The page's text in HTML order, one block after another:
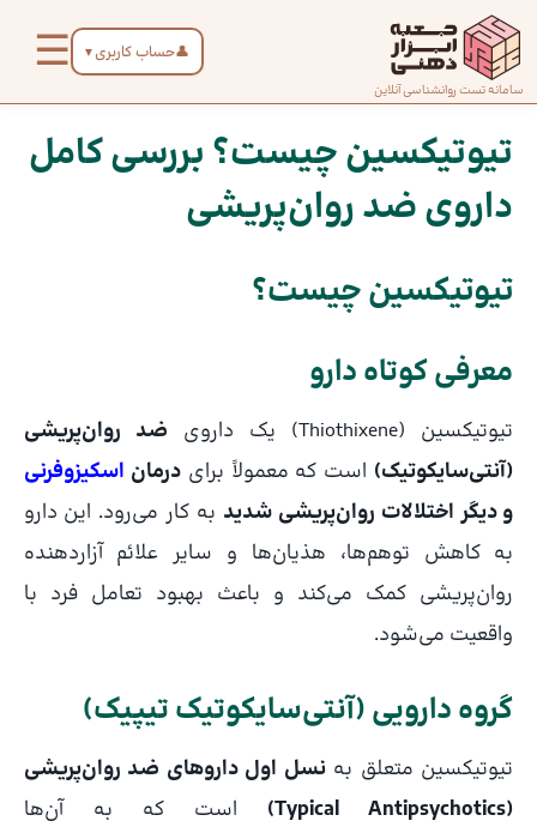
محتوا
سامانه تست روانشناسی آنلاین
👤حساب کاربری ▼
☰
صفحه
اصلی
درباره
تماس
با ما
دسته‌بندی
تست‌ها
تیوتیکسین چیست؟ بررسی کامل
داروی ضد روان‌پریشی
تیوتیکسین چیست؟
معرفی کوتاه دارو
تیوتیکسین (Thiothixene) یک داروی
ضد روان‌پریشی
(آنتی‌سایکوتیک) است که معمولاً برایدرمان اسکیزوفرنی
و دیگر اختلالات روان‌پریشی شدید به کار می‌رود. این دارو
به کاهش توهم‌ها، هذیان‌ها و سایر علائم آزاردهنده
روان‌پریشی کمک می‌کند و باعث بهبود تعامل فرد با
واقعیت می‌شود.
گروه دارویی (آنتی‌سایکوتیک تیپیک)
تیوتیکسین متعلق بهنسل اول داروهای ضد روان‌پریشی
(Typical Antipsychotics)
است که به آن‌ها
پیمایش
نوشته